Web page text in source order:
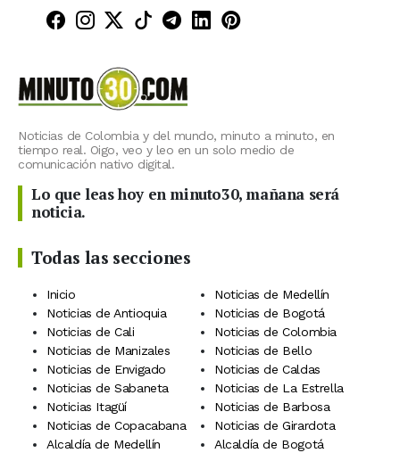
Minuto30 en Facebook
Minuto30 en Instagram
Minuto30 en X (Twitter)
Minuto30 en TikTok
Canal de Minuto30 en
Minuto30 en LinkedIn
Minuto30 en
Noticias de Colombia y del mundo, minuto a minuto, en
tiempo real. Oigo, veo y leo en un solo medio de
comunicación nativo digital.
Lo que leas hoy en minuto30, mañana será
noticia.
Todas las secciones
Inicio
Noticias de Medellín
Noticias de Antioquia
Noticias de Bogotá
Noticias de Cali
Noticias de Colombia
Noticias de Manizales
Noticias de Bello
Noticias de Envigado
Noticias de Caldas
Noticias de Sabaneta
Noticias de La Estrella
Noticias Itagüí
Noticias de Barbosa
Noticias de Copacabana
Noticias de Girardota
Alcaldía de Medellín
Alcaldía de Bogotá